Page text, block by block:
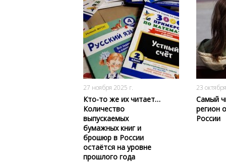
27 ноября 2025 г.
Кто-то же их читает…
Количество
выпускаемых
бумажных книг и
брошюр в России
остаётся на уровне
прошлого года
222
0
23
Самый
регион
России